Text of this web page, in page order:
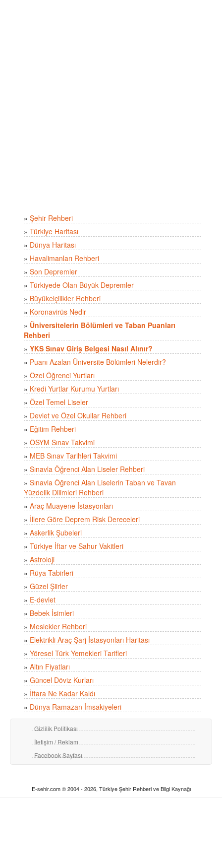
» Şehir Rehberi
» Türkiye Haritası
» Dünya Haritası
» Havalimanları Rehberi
» Son Depremler
» Türkiyede Olan Büyük Depremler
» Büyükelçilikler Rehberi
» Koronavirüs Nedir
» Üniversitelerin Bölümleri ve Taban Puanları
Rehberi
» YKS Sınav Giriş Belgesi Nasıl Alınır?
» Puanı Azalan Üniversite Bölümleri Nelerdir?
» Özel Öğrenci Yurtları
» Kredi Yurtlar Kurumu Yurtları
» Özel Temel Liseler
» Devlet ve Özel Okullar Rehberi
» Eğitim Rehberi
» ÖSYM Sınav Takvimi
» MEB Sınav Tarihleri Takvimi
» Sınavla Öğrenci Alan Liseler Rehberi
» Sınavla Öğrenci Alan Liselerin Taban ve Tavan
Yüzdelik Dilimleri Rehberi
» Araç Muayene İstasyonları
» İllere Göre Deprem Risk Dereceleri
» Askerlik Şubeleri
» Türkiye İftar ve Sahur Vakitleri
» Astroloji
» Rüya Tabirleri
» Güzel Şiirler
» E-devlet
» Bebek İsimleri
» Meslekler Rehberi
» Elektrikli Araç Şarj İstasyonları Haritası
» Yöresel Türk Yemekleri Tarifleri
» Altın Fiyatları
» Güncel Döviz Kurları
» İftara Ne Kadar Kaldı
» Dünya Ramazan İmsakiyeleri
Gizlilik Politikası
İletişim / Reklam
Facebook Sayfası
E-sehir.com © 2004 - 2026, Türkiye Şehir Rehberi ve Bilgi Kaynağı